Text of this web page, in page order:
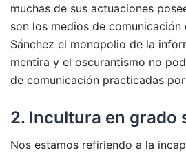
muchas de sus actuaciones
son los medios de comunicación
Sánchez el monopolio de la
mentira y el oscurantismo no
de comunicación practicadas
2. Incultura en grado
Nos estamos refiriendo a la